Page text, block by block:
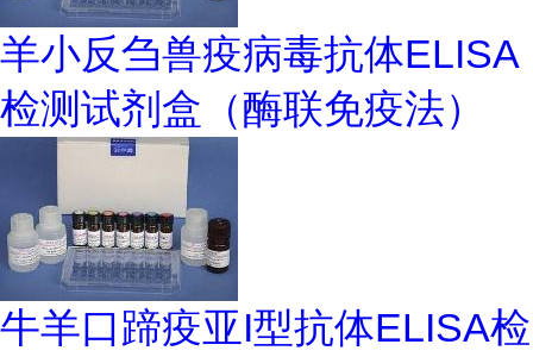
羊小反刍兽疫病毒抗体ELISA
检测试剂盒（酶联免疫法）
牛羊口蹄疫亚I型抗体ELISA检